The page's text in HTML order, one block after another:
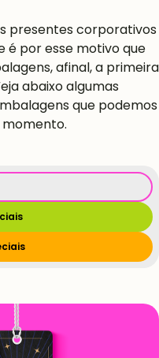
presentes corporativos
é por esse motivo que
afinal, a primeira
abaixo algumas
que podemos